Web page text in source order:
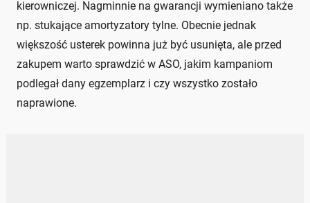
kierowniczej. Nagminnie na gwarancji wymieniano także
np. stukające amortyzatory tylne. Obecnie jednak
większość usterek powinna już być usunięta, ale przed
zakupem warto sprawdzić w ASO, jakim kampaniom
podlegał dany egzemplarz i czy wszystko zostało
naprawione.